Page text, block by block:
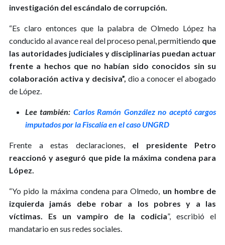
investigación del escándalo de corrupción.
“Es claro entonces que la palabra de Olmedo López ha
conducido al avance real del proceso penal, permitiendo que
las autoridades judiciales y disciplinarias puedan actuar
frente a hechos que no habían sido conocidos sin su
colaboración activa y decisiva”, dio a conocer el abogado
de López.
Lee también: Carlos Ramón González no aceptó cargos
imputados por la Fiscalía en el caso UNGRD
Frente a estas declaraciones, el presidente Petro
reaccionó y aseguró que pide la máxima condena para
López.
“Yo pido la máxima condena para Olmedo, un hombre de
izquierda jamás debe robar a los pobres y a las
víctimas. Es un vampiro de la codicia”, escribió el
mandatario en sus redes sociales.